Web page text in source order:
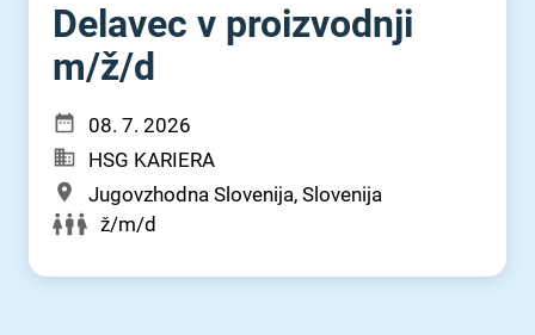
Delavec v proizvodnji
m⁠/⁠ž⁠/⁠d
08. 7. 2026
HSG KARIERA
Jugovzhodna Slovenija, Slovenija
ž/m/d